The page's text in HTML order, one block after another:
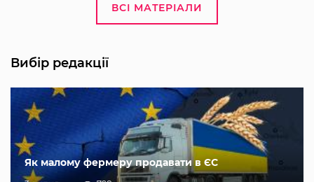
ВСІ МАТЕРІАЛИ
Вибір редакції
Як малому фермеру продавати в ЄС